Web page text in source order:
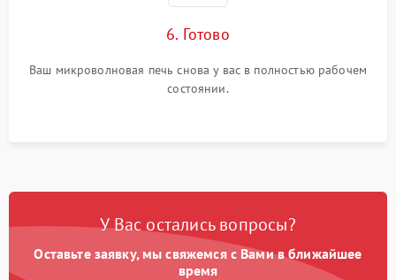
6. Готово
Ваш микроволновая печь снова у вас в полностью рабочем
состоянии.
У Вас остались вопросы?
Оставьте заявку, мы свяжемся с Вами в ближайшее
время